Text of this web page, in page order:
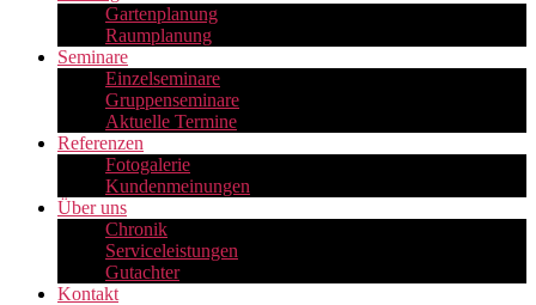
Gartenplanung
Raumplanung
Seminare
Einzelseminare
Gruppenseminare
Aktuelle Termine
Referenzen
Fotogalerie
Kundenmeinungen
Über uns
Chronik
Serviceleistungen
Gutachter
Kontakt